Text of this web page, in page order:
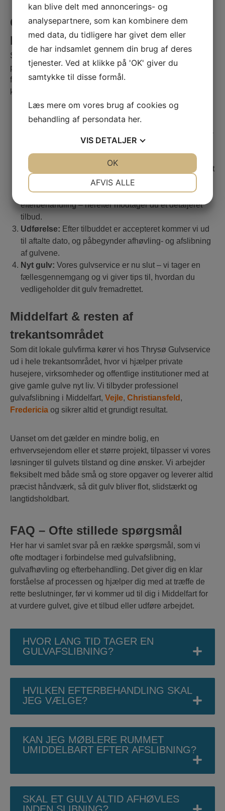
Gulvafslibning gjort nemt i
Middelfart
Som dit lokale gulvfirma i Middelfart håndterer vi hele
processen fra første kontakt til det færdige gulv. Vi sørger
for en smidig oplevelse, hvor vi vurderer dit gulv, giver et
klart tilbud og udfører gulvafslibningen effektivt.
Kontakt:kontakter os via mobil eller
kontaktformularen, for at fortælle om dit drømme gulv –
her aftaler vi også, hvornår vi skal komme ud til dig og
give en grundig vurdering.
Vurdering & tilbud:
Vi kommer til dig i Middelfart for at
vurdere dit trægulv og anbefale den rette behandling,
hvad enten det er gulvafslibning, gulvafhøvling eller
efterbehandling – herefter modtager du et detaljeret
tilbud.
Udførelse: Efter tilbuddet er accepteret kommer vi ud
til aftalte dato, og påbegynder afhøvling- og afslibning
af gulvene.
Nyt gulv: Vores gulvservice er nu slut – vi tager en
fællesgennemgang og vi giver tips til, hvordan du
vedligeholder dit gulv fremadrettet.
Middelfart & resten af
trekantsområdet
Som dit lokale gulvfirma kører vi hos Thrysø Gulvservice
ud i hele trekantsområdet, hvor vi hjælper private
husejere, virksomheder og offentlige institutioner med at
give gamle gulve nyt liv. Vi tilbyder professionel
gulvafslibning i Middelfart, Vejle, Christiansfeld ,
Fredericia og sikrer altid et grundigt resultat.
Uanset om det gælder en mindre bolig, en
erhvervsejendom eller et større projekt, tilpasser vi vores
løsninger til gulvets tilstand og dine ønsker. Vi arbejder
fleksibelt med både små og store opgaver og leverer altid
præcist håndværk, så dit gulv bliver flot, slidstærkt og
langtidsholdbart.
FAQ – Ofte stillede spørgsmål
Her har vi samlet svar på en række spørgsmål, som vi
ofte modtager i forbindelse med gulvafslibning,
gulvafhøvling og efterbehandling. Det giver dig en klar
forståelse af processen og hjælper dig med at træffe de
rette beslutninger, før vi kommer ud til dig i Middelfart for
at vurdere gulvet, give et tilbud eller udføre arbejdet.
HVOR LANG TID TAGER EN
GULVAFSLIBNING?
HVILKEN EFTERBEHANDLING SKAL
JEG VÆLGE?
KAN JEG MØBLERE RUMMET
UMIDDELBART EFTER AFSLIBNING?
SKAL ET GULV ALTID AFHØVLES
kan blive delt med annoncerings- og
analysepartnere, som kan kombinere dem
med data, du tidligere har givet dem eller
de har indsamlet gennem din brug af deres
tjenester. Ved at klikke på 'OK' giver du
samtykke til disse formål.
Læs mere om vores brug af cookies og
behandling af persondata her.
VIS DETALJER
AFVIS ALLE
OK